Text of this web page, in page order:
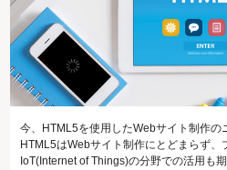
今、HTML5を使用したWebサイト制作の
HTML5はWebサイト制作にとどまらず
IoT(Internet of Things)の分野での活用も